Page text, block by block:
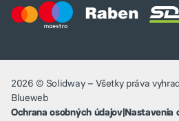
2026 © Solidway – Všetky práva
Blueweb
Ochrana osobných údajov|Nastavenia